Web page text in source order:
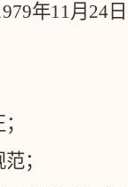
年11月 24 日
；